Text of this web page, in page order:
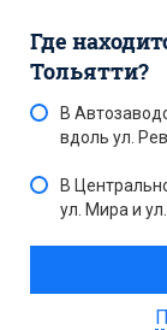
Где
Тольятти?
В
вдоль ул.
В
ул. Мира и